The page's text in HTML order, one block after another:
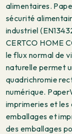
alimentaires.
sécurité
industriel
CERTCO HOME
le flux normal de
naturelle permet
quadrichromie
numérique.
imprimeries et
emballages et
des emballages